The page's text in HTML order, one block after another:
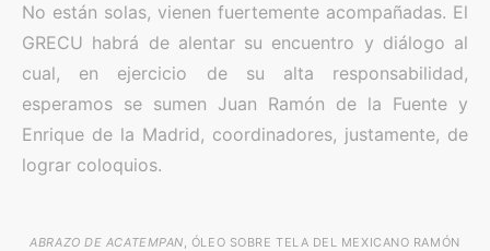
No están solas, vienen fuertemente acompañadas. El
GRECU habrá de alentar su encuentro y diálogo al
cual, en ejercicio de su alta responsabilidad,
esperamos se sumen Juan Ramón de la Fuente y
Enrique de la Madrid, coordinadores, justamente, de
lograr coloquios.
ABRAZO DE ACATEMPAN, ÓLEO SOBRE TELA DEL MEXICANO RAMÓN